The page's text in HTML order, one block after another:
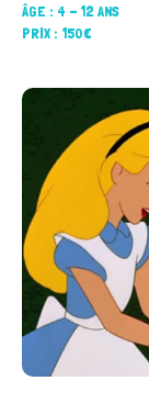
ÂGE : 4 - 12 ANS
PRIX : 150€